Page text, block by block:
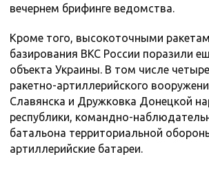
вечернем брифинге ведомства.
Кроме того, высокоточными
базирования ВКС России поразили
объекта Украины. В том числе
ракетно-артиллерийского
Славянска и Дружковка Донецкой
республики, командно-
батальона территориальной
артиллерийские батареи.